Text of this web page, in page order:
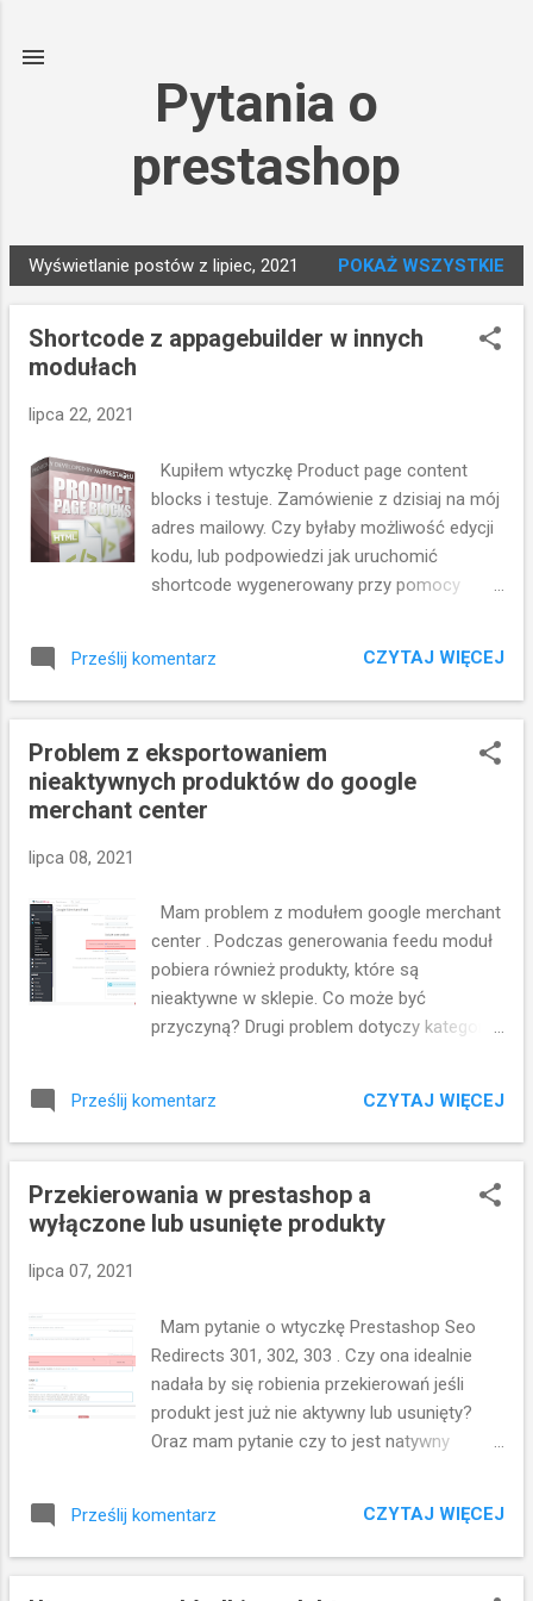
Pytania o
prestashop
P
o
Wyświetlanie postów z lipiec, 2021 POKAŻ WSZYSTKIE
Shortcode z appagebuilder w innych
modułach
lipca 22, 2021
Kupiłem wtyczkę Product page content
blocks i testuje. Zamówienie z dzisiaj na mój
adres mailowy. Czy byłaby możliwość edycji
kodu, lub podpowiedzi jak uruchomić
shortcode wygenerowany przy pomocy
4-guide-to-add-shortcodes-in-ap-
pagebuilder-module.html ). W dokumentacji
shortcodów uruchomiona jest dla kliku pól
takich jak: Product Description, Product
Short Description, Category Description,
pliku _ProductController.php znajdującym
modules/appagebuilder/override/controllers/
front W skrócie po wstawieniu shortcode
do pola dodanego przez wtyczkę, nie
wyświetla tekst shortcode. Dzień dobry,
Prześlij komentarz CZYTAJ WIĘCEJ
Problem z eksportowaniem
nieaktywnych produktów do google
merchant center
lipca 08, 2021
Mam problem z modułem google merchant
center . Podczas generowania feedu moduł
pobiera również produkty, które są
nieaktywne w sklepie. Co może być
przyczyną? Drugi problem dotyczy kategorii
może trwać ta aktualizacja? Będę wdzięczny
za pomoc. Dzień dobry "synchronizacja"
"kategoriami google" ze stron google. Plik
zostaje zapisany w katalogu z modułem i
kategoriami w google. Drzewo kategorii
każdego sklepu jest inne, kategorie mają
swoje własne nazwy i całej procedury nie
można w żaden sposób zautomatyzować.
Kiedy po kliknięciu w "synchronizuj" pobierze
informacja że np. plik pl-pl.txt istnieje jak na
Prześlij komentarz CZYTAJ WIĘCEJ
Przekierowania w prestashop a
wyłączone lub usunięte produkty
lipca 07, 2021
Mam pytanie o wtyczkę Prestashop Seo
Redirects 301, 302, 303 . Czy ona idealnie
nadała by się robienia przekierowań jeśli
produkt jest już nie aktywny lub usunięty?
Oraz mam pytanie czy to jest natywny
danym id ale juz z pełnym url? Dzień dobry,
Czy ona idealnie nadała by się robienia
Prześlij komentarz CZYTAJ WIĘCEJ